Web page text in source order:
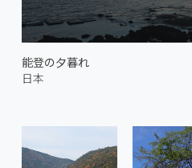
能登の夕暮れ
日本